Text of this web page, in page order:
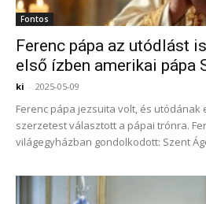
Fontos
Ferenc pápa az utódlást
első ízben amerikai pápa
ki - 2025-05-09
Ferenc pápa jezsuita volt, és utódának
szerzetest választott a pápai trónra.
világegyházban gondolkodott: Szent